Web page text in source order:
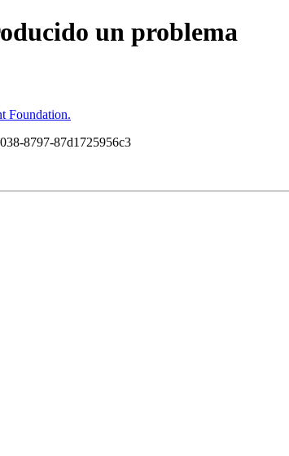
un problema
Foundation.
8797-87d1725956c3